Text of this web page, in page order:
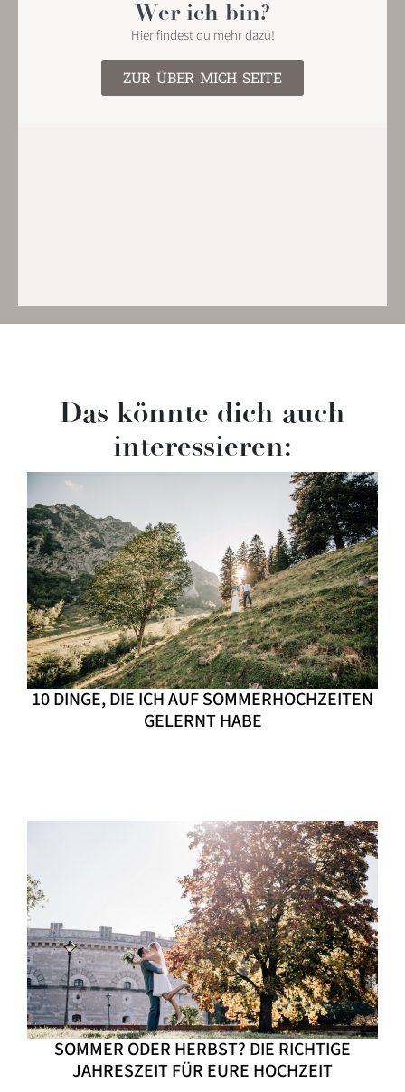
Wer ich bin?
Hier findest du mehr dazu!
ZUR ÜBER MICH SEITE
Das könnte dich auch
interessieren:
10 DINGE, DIE ICH AUF SOMMERHOCHZEITEN
GELERNT HABE
SOMMER ODER HERBST? DIE RICHTIGE
JAHRESZEIT FÜR EURE HOCHZEIT